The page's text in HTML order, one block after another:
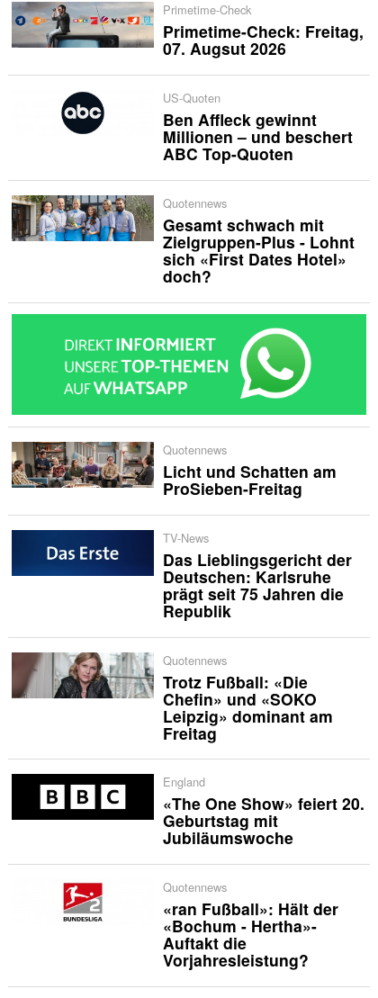
Primetime-Check
Primetime-Check: Freitag,
07. Augsut 2026
US-Quoten
Ben Affleck gewinnt
Millionen – und beschert
ABC Top-Quoten
Quotennews
Gesamt schwach mit
Zielgruppen-Plus - Lohnt
sich «First Dates Hotel»
doch?
Quotennews
Licht und Schatten am
ProSieben-Freitag
TV-News
Das Lieblingsgericht der
Deutschen: Karlsruhe
prägt seit 75 Jahren die
Republik
Quotennews
Trotz Fußball: «Die
Chefin» und «SOKO
Leipzig» dominant am
Freitag
England
«The One Show» feiert 20.
Geburtstag mit
Jubiläumswoche
Quotennews
«ran Fußball»: Hält der
«Bochum - Hertha»-
Auftakt die
Vorjahresleistung?